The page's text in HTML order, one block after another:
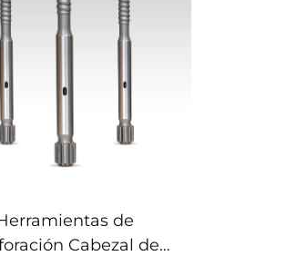
de
Cabezal de